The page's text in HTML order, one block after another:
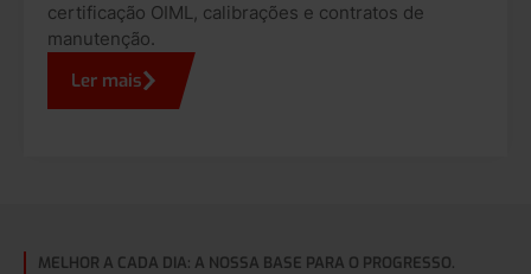
certificação OIML, calibrações e contratos de
manutenção.
Ler mais
MELHOR A CADA DIA: A NOSSA BASE PARA O PROGRESSO.